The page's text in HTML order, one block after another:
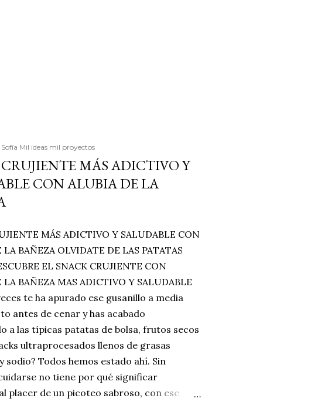
Sofía Mil ideas mil proyectos
MÁS ADICTIVO Y
CON ALUBIA DE LA
MÁS ADICTIVO Y SALUDABLE CON
LA BAÑEZA OLVIDATE DE LAS PATATAS
EL SNACK CRUJIENTE CON
LA BAÑEZA MAS ADICTIVO Y SALUDABLE
te ha apurado ese gusanillo a media
antes de cenar y has acabado
a las típicas patatas de bolsa, frutos secos
ultraprocesados llenos de grasas
sodio? Todos hemos estado ahí. Sin
no tiene por qué significar
placer de un picoteo sabroso, con ese